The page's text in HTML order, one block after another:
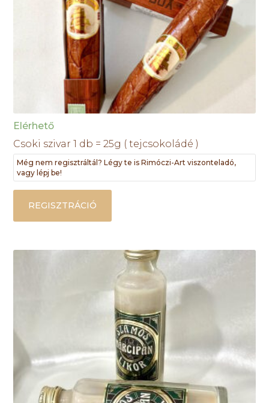
Elérhető
Csoki szivar 1 db = 25g ( tejcsokoládé )
Még nem regisztráltál? Légy te is Rimóczi-Art viszonteladó,
vagy lépj be!
REGISZTRÁCIÓ